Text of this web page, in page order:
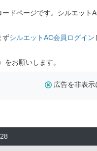
ドページです。シルエッ
ずシルエットAC会員ログイン
をお願いします。
広告を非表示